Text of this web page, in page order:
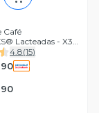
Café
Lacteadas - X3
4.8(15)